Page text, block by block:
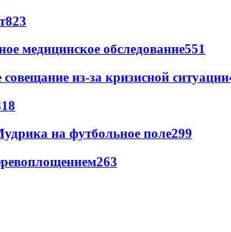
823
медицинское обследование551
из-за кризисной ситуации
на футбольное поле299
263